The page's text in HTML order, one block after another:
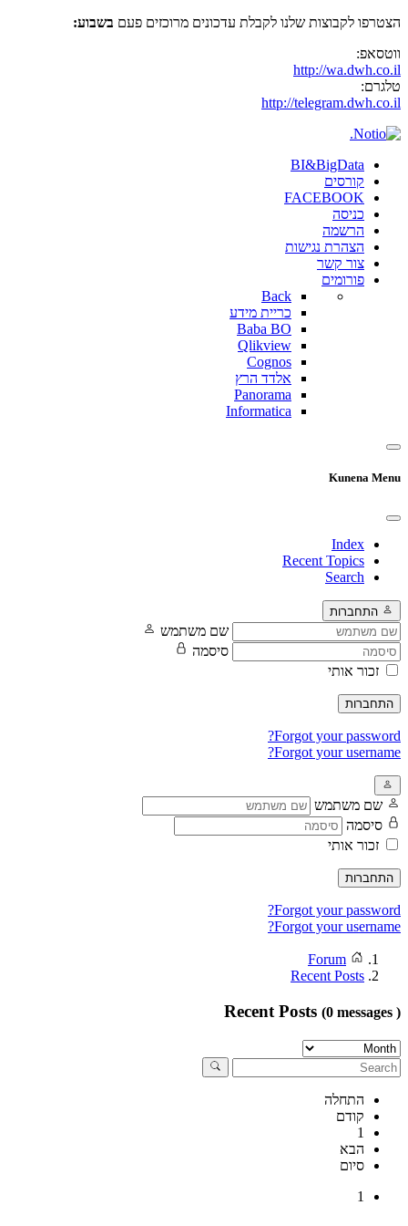
הצטרפו לקבוצות שלנו לקבלת עדכונים מרוכזים פעם בשבוע:
ווטסאפ:
http://wa.dwh.co.il
טלגרם:
http://telegram.dwh.co.il
BI&BigData
קורסים
FACEBOOK
כניסה
הרשמה
הצהרת נגישות
צור קשר
פורומים
Back
כריית מידע
Baba BO
Qlikview
Cognos
אלדד הרץ
Panorama
Informatica
Kunena Menu
Index
Recent Topics
Search
התחברות
שם משתמש
סיסמה
זכור אותי
התחברות
Forgot your password?
Forgot your username?
שם משתמש
סיסמה
זכור אותי
התחברות
Forgot your password?
Forgot your username?
Forum
Recent Posts
Recent Posts (0 messages )
התחלה
קודם
1
הבא
סיום
1